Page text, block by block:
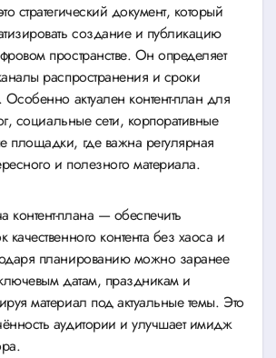
создание и публикацию
пространстве. Он определяет
распространения и сроки
Особенно актуален контент-план для
социальные сети, корпоративные
площадки, где важна регулярная
и полезного материала.
контент-плана — обеспечить
качественного контента без хаоса и
планированию можно заранее
ключевым датам, праздникам и
материал под актуальные темы. Это
аудитории и улучшает имидж